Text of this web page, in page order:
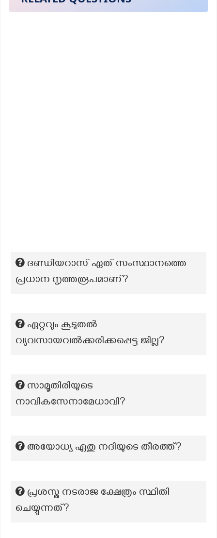
ദണ്ഡിയറാസ് ഏത് സംസ്ഥാനത്തെ
പ്രധാന നൃത്തരൂപമാണ്?
ഏറ്റവും കൂടുതൽ
വ്യവസായവൽക്കരിക്കപ്പെട്ട ജില്ല?
സാമൂതിരിയുടെ
നാവികസേനാമേധാവി?
അയോധ്യ ഏതു നദിയുടെ തീരത്ത്?
പ്രശസ്ത നടരാജ ക്ഷേത്രം സ്ഥിതി
ചെയ്യുന്നത്?